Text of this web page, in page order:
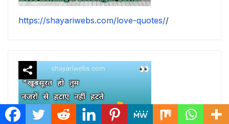
https://shayariwebs.com/love-quotes//